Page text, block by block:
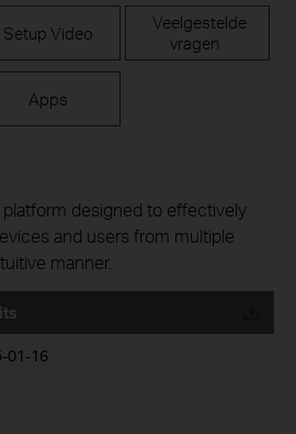
Setup Video
Veelgestelde
vragen
Apps
platform designed to effectively
and users from multiple
manner.
01-16